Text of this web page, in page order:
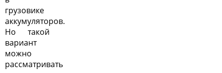
грузовике
аккумуляторов.
Но такой
вариант
можно
рассматривать